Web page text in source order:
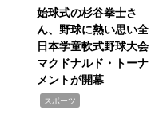
始球式の杉谷拳士さ
ん、野球に熱い思い全
日本学童軟式野球大会
マクドナルド・トーナ
メントが開幕
スポーツ